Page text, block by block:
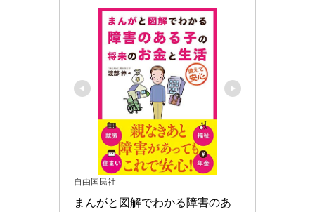
自由国民社
まんがと図解でわかる障害のあ